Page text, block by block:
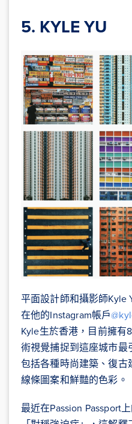
5. KYLE YU
平面設計師和攝影師Kyle
在他的Instagram帳戶
Kyle生於香港，目前擁
術視覺捕捉到這座城市
包括各種時尚建築、復古
線條圖案和鮮豔的色彩。
最近在Passion Passport